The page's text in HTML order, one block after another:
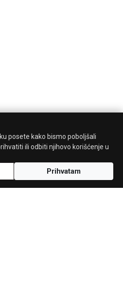
posete kako bismo poboljšali
ili odbiti njihovo korišćenje u
Prihvatam